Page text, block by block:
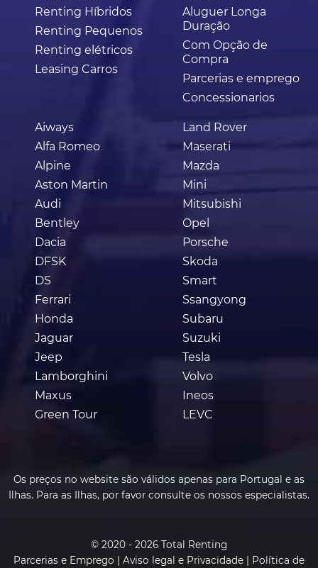
Renting Híbridos
Renting Pequenos
Renting elétricos
Leasing Carros
Aiways
Alfa Romeo
Alpine
Aston Martin
Audi
Bentley
Dacia
DFSK
DS
Ferrari
Honda
Jaguar
Jeep
Lamborghini
Maxus
Green Tour
Land Rover
Maserati
Mazda
Mini
Mitsubishi
Opel
Porsche
Skoda
Smart
Ssangyong
Subaru
Suzuki
Tesla
Volvo
Ineos
LEVC
Aluguer Longa
Duração
Com Opção de
Compra
Parcerias e emprego
Concessionarios
Os preços no website são válidos apenas para Portugal e as
Ilhas. Para as Ilhas, por favor consulte os nossos especialistas.
© 2020 - 2026 Total Renting
Parcerias e Emprego | Aviso legal e Privacidade | Política de